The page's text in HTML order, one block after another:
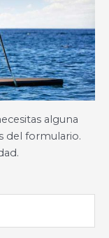
alguna
del formulario.